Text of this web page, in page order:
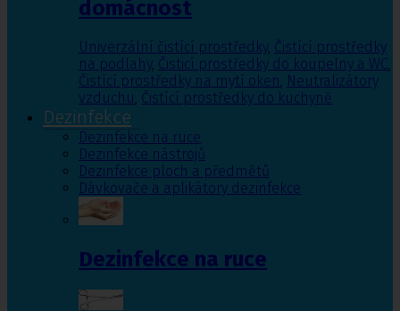
domácnost
Univerzální čistící prostředky, Čistící prostředky
na podlahy, Čisticí prostředky do koupelny a WC,
Čistící prostředky na mytí oken, Neutralizátory
vzduchu, Čistící prostředky do kuchyně
Dezinfekce
Dezinfekce na ruce
Dezinfekce nástrojů
Dezinfekce ploch a předmětů
Dávkovače a aplikátory dezinfekce
Dezinfekce na ruce